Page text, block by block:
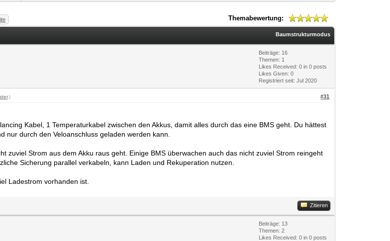
Themabewertung:
Baumstrukturmodus
Beiträge: 16
Themen: 1
Likes Received:0 in 0 posts
Likes Given: 0
Registriert seit: Jul 2020
#31
.)
Kabel, 1 Temperaturkabel zwischen den Akkus, damit alles durch das eine BMS geht. Du hättest
nur durch den Veloanschluss geladen werden kann.
zuviel Strom aus dem Akku raus geht. Einige BMS überwachen auch das nicht zuviel Strom reingeht
Sicherung parallel verkabeln, kann Laden und Rekuperation nutzen.
Ladestrom vorhanden ist.
Zitieren
Beiträge: 13
Themen: 2
Likes Received:0 in 0 posts